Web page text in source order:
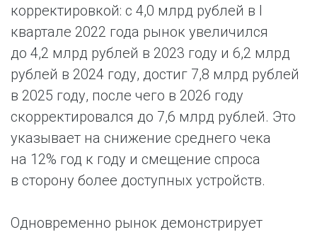
корректировкой: с 4,0 млрд рублей в I
квартале 2022 года рынок увеличился
до 4,2 млрд рублей в 2023 году и 6,2 млрд
рублей в 2024 году, достиг 7,8 млрд рублей
в 2025 году, после чего в 2026 году
скорректировался до 7,6 млрд рублей. Это
указывает на снижение среднего чека
на 12% год к году и смещение спроса
в сторону более доступных устройств.
Одновременно рынок демонстрирует